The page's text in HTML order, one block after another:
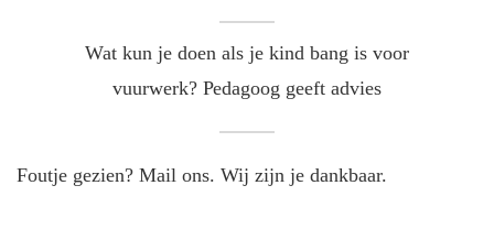
Wat kun je doen als je kind bang is voor
vuurwerk? Pedagoog geeft advies
Foutje gezien? Mail ons. Wij zijn je dankbaar.